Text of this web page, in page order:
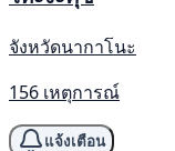
จังหวัดนากาโนะ
156 เหตุการณ์
แจ้งเตือน